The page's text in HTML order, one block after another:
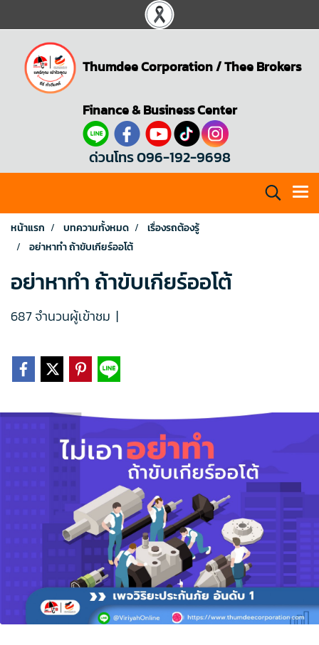
Thumdee Corporation/Thee Brokers
Finance & Business Center
ด่วนโทร 096-192-9698
หน้าแรก บทความทั้งหมด
เรื่องรถต้องรู้
อย่าหาทำ ถ้าขับเกียร์ออโต้
อย่าหาทำ ถ้าขับเกียร์ออโต้
687 จำนวนผู้เข้าชม |